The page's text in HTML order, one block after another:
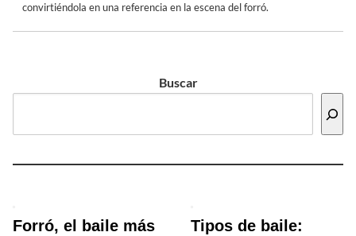
convirtiéndola en una referencia en la escena del forró.
Buscar
Forró, el baile más
Tipos de baile: